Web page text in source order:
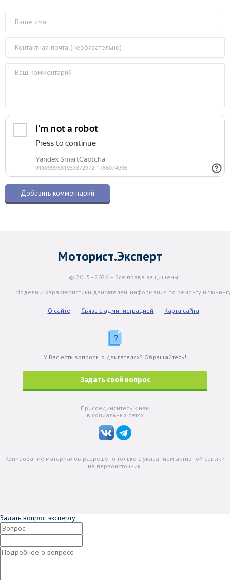
Моторист.Эксперт
© 2015–2026 – Все права защищены
Модели и характеристики двигателей, информация по ремонту и
О сайте Связь с администрацией Карта сайта
У Вас есть вопросы о двигателях? Обращайтесь!
Задать свой вопрос
Присоединяйтесь к нам
в социальных сетях
Копирование материалов разрешено только с указанием активной ссылки
на первоисточник.
Задать вопрос эксперту